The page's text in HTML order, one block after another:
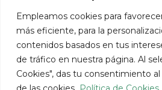
Empleamos cookies para
más eficiente, para la
contenidos basados en tus
de tráfico en nuestra página. Al
Cookies", das tu consentimiento
ETIQUETAS
DE HOTELES
Nuestros productos